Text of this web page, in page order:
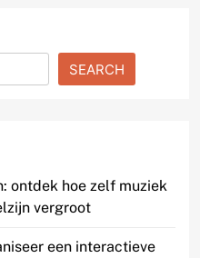
SEARCH
ontdek hoe zelf muziek
vergroot
een interactieve